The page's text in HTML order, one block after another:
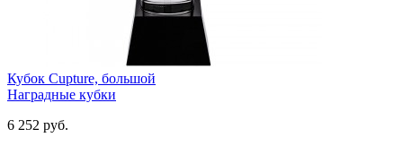
Кубок Cupture, большой
Наградные кубки
6 252 руб.